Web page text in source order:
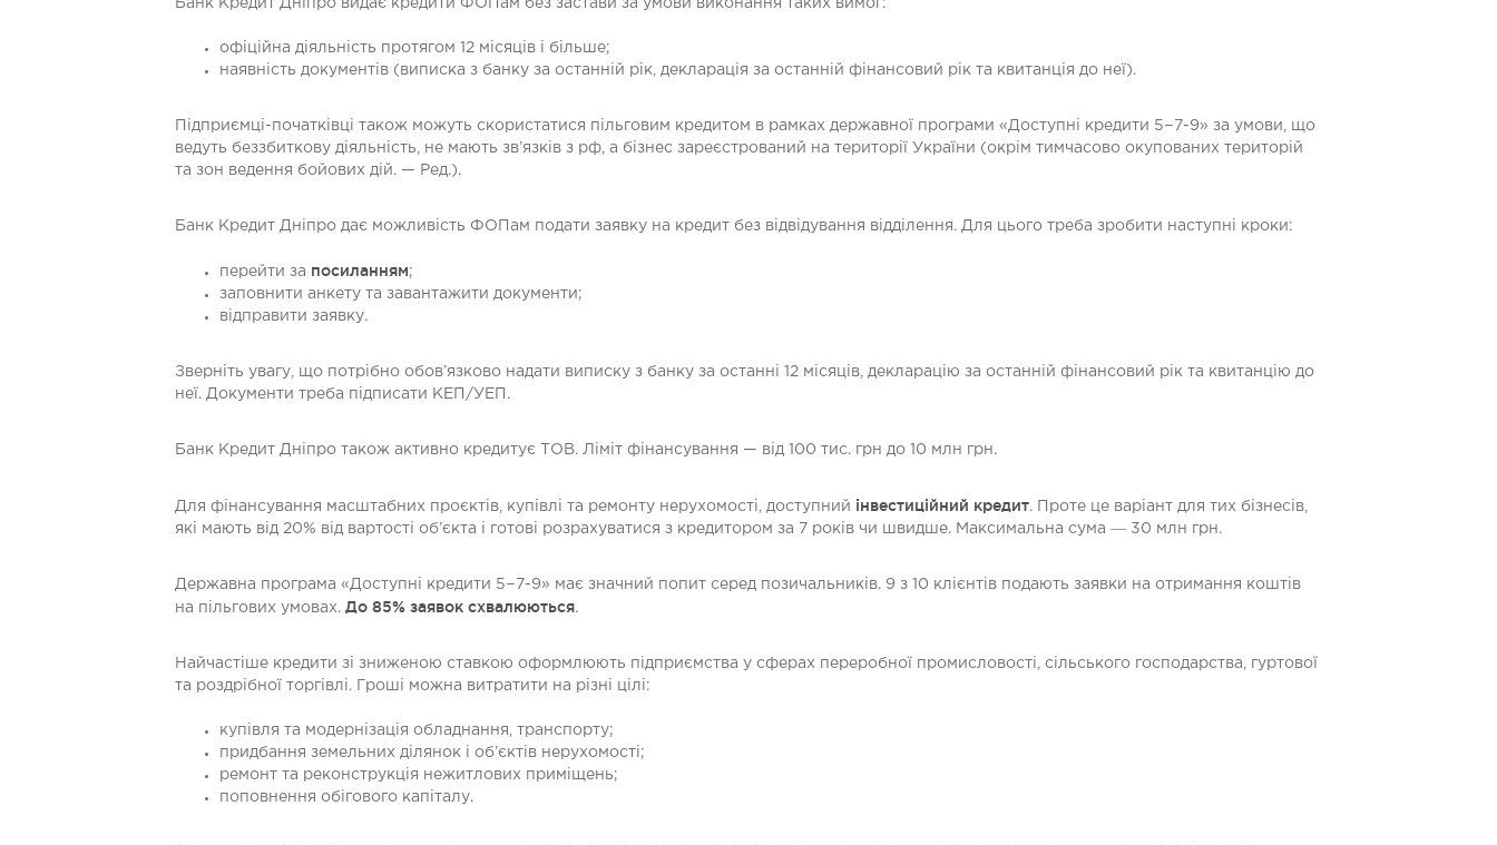
Банк Кредит Дніпро видає кредити ФОПам без застави за умови виконання таких вимог:
офіційна діяльність протягом 12 місяців і більше;
наявність документів (виписка з банку за останній рік, декларація за останній фінансовий рік та квитанція до неї).
Підприємці-початківці також можуть скористатися пільговим кредитом в рамках державної програми «Доступні кредити 5−7-9» за умови, що
ведуть беззбиткову діяльність, не мають зв’язків з рф, а бізнес зареєстрований на території України (окрім тимчасово окупованих територій
та зон ведення бойових дій. — Ред.).
Банк Кредит Дніпро дає можливість ФОПам подати заявку на кредит без відвідування відділення. Для цього треба зробити наступні кроки:
перейти за посиланням;
заповнити анкету та завантажити документи;
відправити заявку.
Зверніть увагу, що потрібно обов’язково надати виписку з банку за останні 12 місяців, декларацію за останній фінансовий рік та квитанцію до
неї. Документи треба підписати КЕП/УЕП.
Банк Кредит Дніпро також активно кредитує ТОВ. Ліміт фінансування — від 100 тис. грн до 10 млн грн.
Для фінансування масштабних проєктів, купівлі та ремонту нерухомості, доступний інвестиційний кредит. Проте це варіант для тих бізнесів,
які мають від 20% від вартості об’єкта і готові розрахуватися з кредитором за 7 років чи швидше. Максимальна сума ― 30 млн грн.
Державна програма «Доступні кредити 5−7-9» має значний попит серед позичальників. 9 з 10 клієнтів подають заявки на отримання коштів
на пільгових умовах. До 85% заявок схвалюються.
Найчастіше кредити зі зниженою ставкою оформлюють підприємства у сферах переробної промисловості, сільського господарства, гуртової
та роздрібної торгівлі. Гроші можна витратити на різні цілі:
купівля та модернізація обладнання, транспорту;
придбання земельних ділянок і об’єктів нерухомості;
ремонт та реконструкція нежитлових приміщень;
поповнення обігового капіталу.